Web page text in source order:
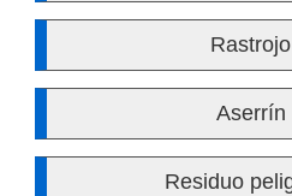
Rastrojo
Aserrín
Residuo